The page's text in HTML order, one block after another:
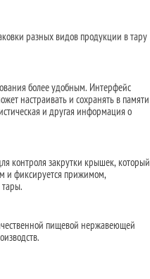
разных видов продукции в тару
более удобным. Интерфейс
настраивать и сохранять в памяти
и другая информация о
контроля закрутки крышек, который
и фиксируется прижимом,
пищевой нержавеющей